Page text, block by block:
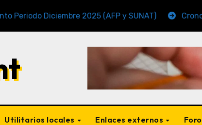
Diciembre 2025 (AFP y SUNAT) Cronogramas
Utilitarios locales Enlaces externos Foro